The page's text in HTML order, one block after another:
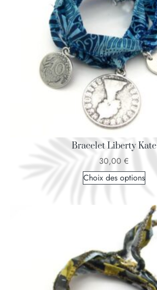
Bracelet Liberty Kate
30,00 €
Choix des options